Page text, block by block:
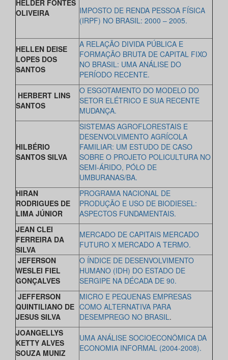
HELDER FONTES
OLIVEIRA
IMPOSTO DE RENDA PESSOA FÍSICA
(IRPF) NO BRASIL: 2000 – 2005.
HELLEN DEISE
LOPES DOS
SANTOS
A RELAÇÃO DIVIDA PÚBLICA E
FORMAÇÃO BRUTA DE CAPITAL FIXO
NO BRASIL: UMA ANÁLISE DO
PERÍODO RECENTE.
HERBERT LINS
SANTOS
O ESGOTAMENTO DO MODELO DO
SETOR ELÉTRICO E SUA RECENTE
MUDANÇA.
HILBÉRIO
SANTOS SILVA
SISTEMAS AGROFLORESTAIS E
DESENVOLVIMENTO AGRÍCOLA
FAMILIAR: UM ESTUDO DE CASO
SOBRE O PROJETO POLICULTURA NO
SEMI-ÁRIDO, PÓLO DE
UMBURANAS/BA.
HIRAN
RODRIGUES DE
LIMA JÚNIOR
PROGRAMA NACIONAL DE
PRODUÇÃO E USO DE BIODIESEL:
ASPECTOS FUNDAMENTAIS.
JEAN CLEI
FERREIRA DA
SILVA
MERCADO DE CAPITAIS MERCADO
FUTURO X MERCADO A TERMO.
JEFERSON
WESLEI FIEL
GONÇALVES
O ÍNDICE DE DESENVOLVIMENTO
HUMANO (IDH) DO ESTADO DE
SERGIPE NA DÉCADA DE 90.
JEFFERSON
QUINTILIANO DE
JESUS SILVA
MICRO E PEQUENAS EMPRESAS
COMO ALTERNATIVA PARA
DESEMPREGO NO BRASIL.
JOANGELLYS
KETTY ALVES
SOUZA MUNIZ
UMA ANÁLISE SOCIOECONÔMICA DA
ECONOMIA INFORMAL (2004-2008).